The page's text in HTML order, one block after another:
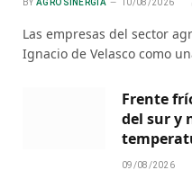
Las empresas del sector
Ignacio de Velasco como
Frente
del sur y
09/08/2026